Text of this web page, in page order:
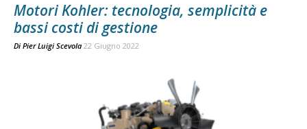
Motori Kohler: tecnologia, semplicità e
bassi costi di gestione
Di Pier Luigi Scevola 22 Giugno 2022